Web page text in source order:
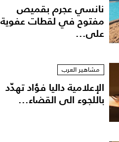
نانسي عجرم بقميص
مفتوح في لقطات عفوية
على...
مشاهير العرب
الإعلامية داليا فؤاد تهدّد
باللجوء الى القضاء...